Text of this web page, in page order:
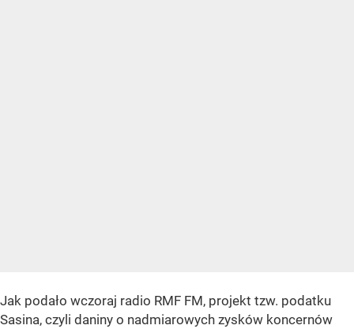
Jak podało wczoraj radio RMF FM, projekt tzw. podatku
Sasina, czyli daniny o nadmiarowych zysków koncernów